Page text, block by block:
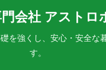
会社 アストロ
を強くし、安心・安全な
す。